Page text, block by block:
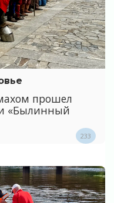
прошел
«Былинный
233